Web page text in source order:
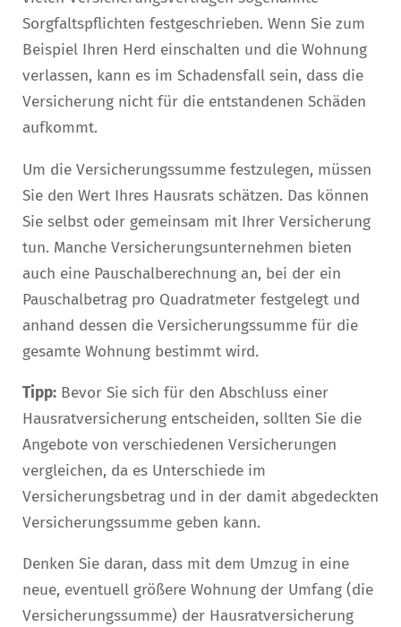
Sorgfaltspflichten festgeschrieben. Wenn Sie zum
Beispiel Ihren Herd einschalten und die Wohnung
verlassen, kann es im Schadensfall sein, dass die
Versicherung nicht für die entstandenen Schäden
aufkommt.
Um die Versicherungssumme festzulegen, müssen
Sie den Wert Ihres Hausrats schätzen. Das können
Sie selbst oder gemeinsam mit Ihrer Versicherung
tun. Manche Versicherungsunternehmen bieten
auch eine Pauschalberechnung an, bei der ein
Pauschalbetrag pro Quadratmeter festgelegt und
anhand dessen die Versicherungssumme für die
gesamte Wohnung bestimmt wird.
Tipp: Bevor Sie sich für den Abschluss einer
Hausratversicherung entscheiden, sollten Sie die
Angebote von verschiedenen Versicherungen
vergleichen, da es Unterschiede im
Versicherungsbetrag und in der damit abgedeckten
Versicherungssumme geben kann.
Denken Sie daran, dass mit dem Umzug in eine
neue, eventuell größere Wohnung der Umfang (die
Versicherungssumme) der Hausratversicherung